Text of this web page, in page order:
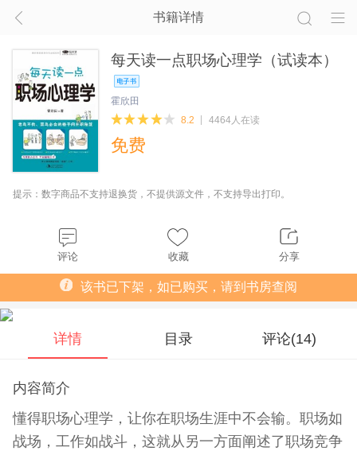
书籍详情
每天读一点职场心理学（试读本）
霍欣田
8.2
4464人在读
免费
提示：数字商品不支持退换货，不提供源文件，不支持导出打印。
评论 收藏 分享
该书已下架，如已购买，请到书房查阅
详情 目录 评论(14)
内容简介
懂得职场心理学，让你在职场生涯中不会输。职场如
战场，工作如战斗，这就从另一方面阐述了职场竞争